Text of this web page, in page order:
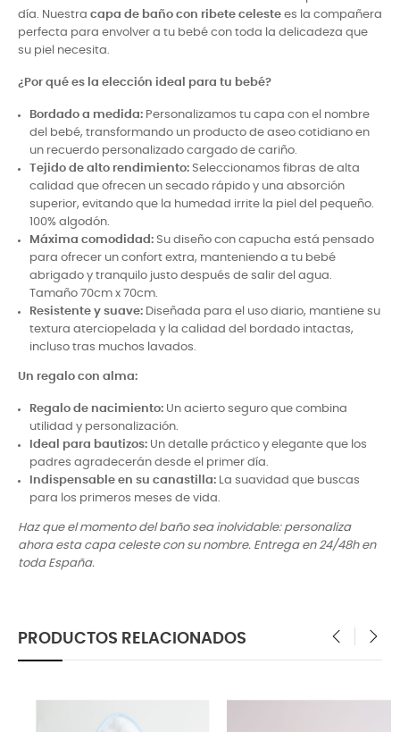
día. Nuestra capa de baño con ribete celeste es la compañera
perfecta para envolver a tu bebé con toda la delicadeza que
su piel necesita.
¿Por qué es la elección ideal para tu bebé?
Bordado a medida: Personalizamos tu capa con el nombre
del bebé, transformando un producto de aseo cotidiano en
un recuerdo personalizado cargado de cariño.
Tejido de alto rendimiento: Seleccionamos fibras de alta
calidad que ofrecen un secado rápido y una absorción
superior, evitando que la humedad irrite la piel del pequeño.
100% algodón.
Máxima comodidad: Su diseño con capucha está pensado
para ofrecer un confort extra, manteniendo a tu bebé
abrigado y tranquilo justo después de salir del agua.
Tamaño 70cm x 70cm.
Resistente y suave: Diseñada para el uso diario, mantiene su
textura aterciopelada y la calidad del bordado intactas,
incluso tras muchos lavados.
Un regalo con alma:
Regalo de nacimiento: Un acierto seguro que combina
utilidad y personalización.
Ideal para bautizos: Un detalle práctico y elegante que los
padres agradecerán desde el primer día.
Indispensable en su canastilla: La suavidad que buscas
para los primeros meses de vida.
Haz que el momento del baño sea inolvidable: personaliza
ahora esta capa celeste con su nombre. Entrega en 24/48h en
toda España.
PRODUCTOS RELACIONADOS